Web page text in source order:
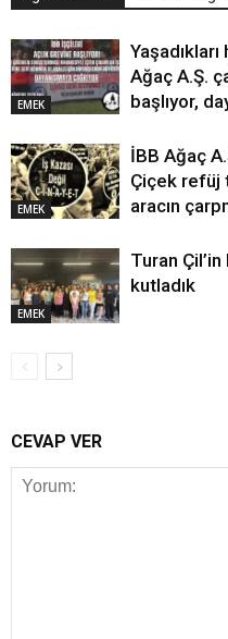
EMEK
Ağaç A.Ş.
başlıyor,
EMEK
İBB Ağaç
Çiçek refüj
aracın
EMEK
Turan
kutladık
CEVAP VER